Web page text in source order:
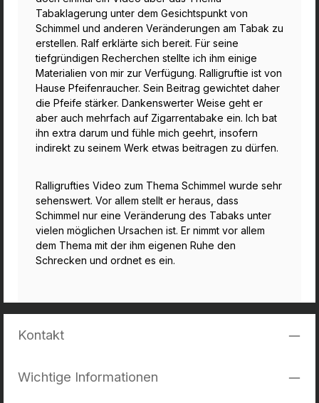
Tabaklagerung unter dem Gesichtspunkt von
Schimmel und anderen Veränderungen am Tabak zu
erstellen. Ralf erklärte sich bereit. Für seine
tiefgründigen Recherchen stellte ich ihm einige
Materialien von mir zur Verfügung. Ralligruftie ist von
Hause Pfeifenraucher. Sein Beitrag gewichtet daher
die Pfeife stärker. Dankenswerter Weise geht er
aber auch mehrfach auf Zigarrentabake ein. Ich bat
ihn extra darum und fühle mich geehrt, insofern
indirekt zu seinem Werk etwas beitragen zu dürfen.
Ralligrufties Video zum Thema Schimmel wurde sehr
sehenswert. Vor allem stellt er heraus, dass
Schimmel nur eine Veränderung des Tabaks unter
vielen möglichen Ursachen ist. Er nimmt vor allem
dem Thema mit der ihm eigenen Ruhe den
Schrecken und ordnet es ein.
Kontakt
Wichtige Informationen